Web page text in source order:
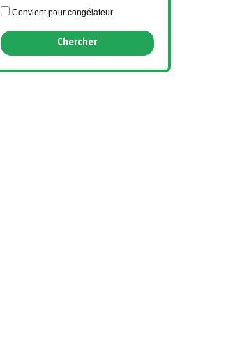
Convient pour congélateur